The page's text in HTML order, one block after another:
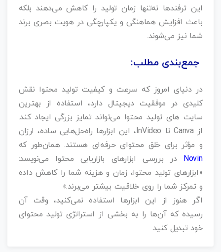
این ترفندها نه‌تنها زمان تولید را کاهش می‌دهند بلکه
باعث افزایش هماهنگی و یکپارچگی در هویت بصری برند
شما نیز می‌شوند.
جمع‌بندی مطلب:
در دنیای امروز که سرعت و کیفیت تولید محتوا نقش
کلیدی در موفقیت دیجیتال دارد، استفاده از بهترین
سایت های تولید محتوا می‌تواند تمایز بزرگی ایجاد کند.
از Canva تا InVideo، این ابزارها راه‌حل‌هایی ساده، ارزان
و مؤثر برای خلق محتوای حرفه‌ای هستند. همان‌طور که
Novin در بررسی ابزارهای بازاریابی محتوا می‌نویسد:
«ابزارهای تولید محتوا، زمان و هزینه شما را کاهش داده
و تمرکز شما را روی خلاقیت بیشتر می‌برند.»
اگر هنوز از این ابزارها استفاده نمی‌کنید، وقت آن
رسیده که آن‌ها را به بخشی از استراتژی تولید محتوای
خود تبدیل کنید.